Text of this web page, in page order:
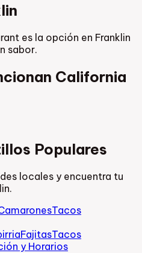
es la opción en Franklin
sabor.
California
Populares
locales y encuentra tu
Tacos
FajitasTacos
y Horarios